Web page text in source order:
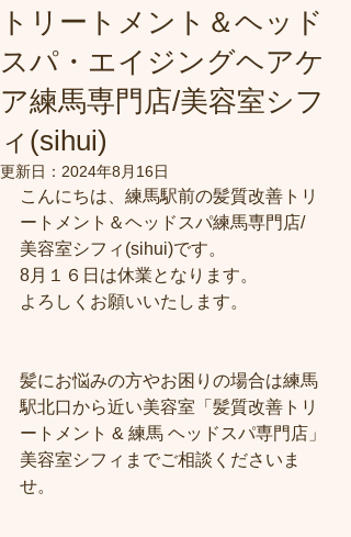
トリートメント＆ヘッド
スパ・エイジングヘアケ
ア練馬専門店/美容室シフ
ィ(sihui)
更新日： 2024年8月16日
こんにちは、練馬駅前の髪質改善トリ
ートメント＆ヘッドスパ練馬専門店/
美容室シフィ(sihui)です。
8月１６日は休業となります。
よろしくお願いいたします。
髪にお悩みの方やお困りの場合は練馬
駅北口から近い美容室「髪質改善トリ
ートメント & 練馬 ヘッドスパ専門店」
美容室シフィまでご相談くださいま
せ。